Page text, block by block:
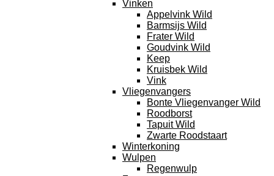
Vinken
Appelvink Wild
Barmsijs Wild
Frater Wild
Goudvink Wild
Keep
Kruisbek Wild
Vink
Vliegenvangers
Bonte Vliegenvanger Wild
Roodborst
Tapuit Wild
Zwarte Roodstaart
Winterkoning
Wulpen
Regenwulp